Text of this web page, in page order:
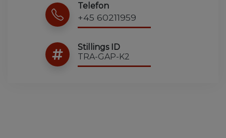
Telefon
+45 60211959
Stillings ID
TRA-GAP-K2